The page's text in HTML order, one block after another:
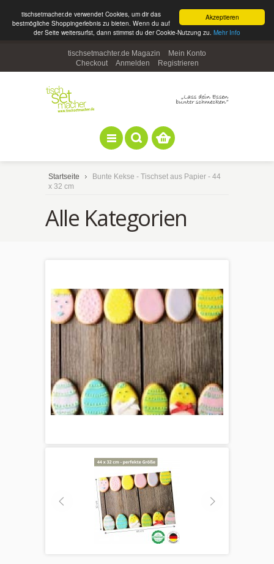
Akzeptieren
tischsetmacher.de verwendet Cookies, um dir das
bestmögliche Shoppingerlebnis zu bieten. Wenn du auf
der Seite weitersurfst, dann stimmst du der Cookie-Nutzung zu. Mehr Info
tischsetmachter.de Magazin
Mein Konto
Checkout
Anmelden Registrieren
Startseite
Bunte Kekse - Tischset aus Papier - 44
x 32 cm
Alle Kategorien